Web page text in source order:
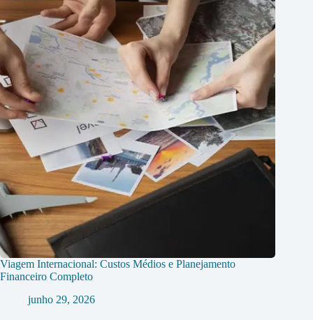
Viagem Internacional: Custos Médios e Planejamento
Financeiro Completo
junho 29, 2026